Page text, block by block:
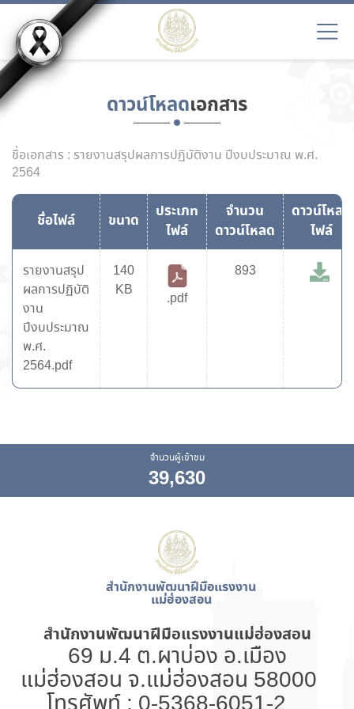
ดาวน์โหลดเอกสาร
ชื่อเอกสาร : รายงานสรุปผลการปฏิบัติงาน ปีงบประมาณ พ.ศ.
2564
ชื่อไฟล์ ขนาด
ประเภท
ไฟล์
จำนวน
ดาวน์โหลด
ดาวน์โหลด
ไฟล์
รายงานสรุป
ผลการปฏิบัติ
งาน
ปีงบประมาณ
พ.ศ.
2564.pdf
140
KB
.pdf
893
จำนวนผู้เข้าชม
39,630
สำนักงานพัฒนาฝีมือแรงงาน
แม่ฮ่องสอน
สำนักงานพัฒนาฝีมือแรงงานแม่ฮ่องสอน
69 ม.4 ต.ผาบ่อง อ.เมือง
แม่ฮ่องสอน จ.แม่ฮ่องสอน 58000